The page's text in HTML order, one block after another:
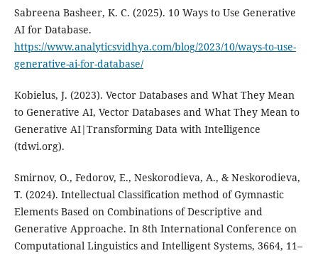
Sabreena Basheer, K. C. (2025). 10 Ways to Use Generative
AI for Database.
https://www.analyticsvidhya.com/blog/2023/10/ways-to-use-
generative-ai-for-database/
Kobielus, J. (2023). Vector Databases and What They Mean
to Generative AI, Vector Databases and What They Mean to
Generative AI|Transforming Data with Intelligence
(tdwi.org).
Smirnov, O., Fedorov, E., Neskorodieva, A., & Neskorodieva,
T. (2024). Intellectual Classification method of Gymnastic
Elements Based on Combinations of Descriptive and
Generative Approache. In 8th International Conference on
Computational Linguistics and Intelligent Systems, 3664, 11–